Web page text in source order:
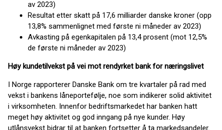
av 2023)
Resultat etter skatt på 17,6 milliarder danske kroner (opp
13,8% sammenlignet med første ni måneder av 2023)
Avkasting på egenkapitalen på 13,4 prosent (mot 12,5%
de første ni måneder av 2023)
Høy kundetilvekst på vei mot rendyrket bank for næringslivet
I Norge rapporterer Danske Bank om tre kvartaler på rad med
vekst i bankens låneportefølje, noe som indikerer solid aktivitet
i virksomheten. Innenfor bedriftsmarkedet har banken hatt
meget høy aktivitet og god inngang på nye kunder. Høy
utlånsvekst bidrar til at banken fortsetter å ta markedsandeler.